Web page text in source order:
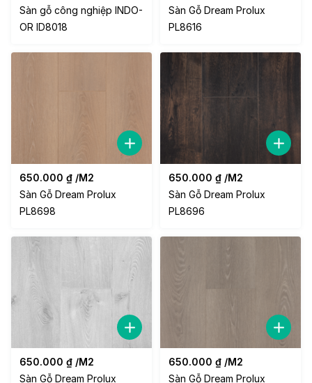
Sàn gỗ công nghiệp INDO-
OR ID8018
Sàn Gỗ Dream Prolux
PL8616
650.000 ₫ /M2
Sàn Gỗ Dream Prolux
PL8698
650.000 ₫ /M2
Sàn Gỗ Dream Prolux
PL8696
650.000 ₫ /M2
Sàn Gỗ Dream Prolux
650.000 ₫ /M2
Sàn Gỗ Dream Prolux